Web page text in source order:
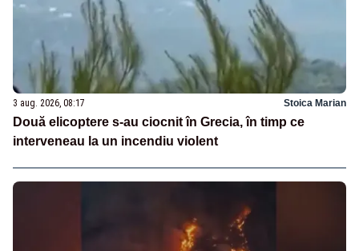
3 aug. 2026, 08:17 Stoica Marian
Două elicoptere s-au ciocnit în Grecia, în timp ce
interveneau la un incendiu violent